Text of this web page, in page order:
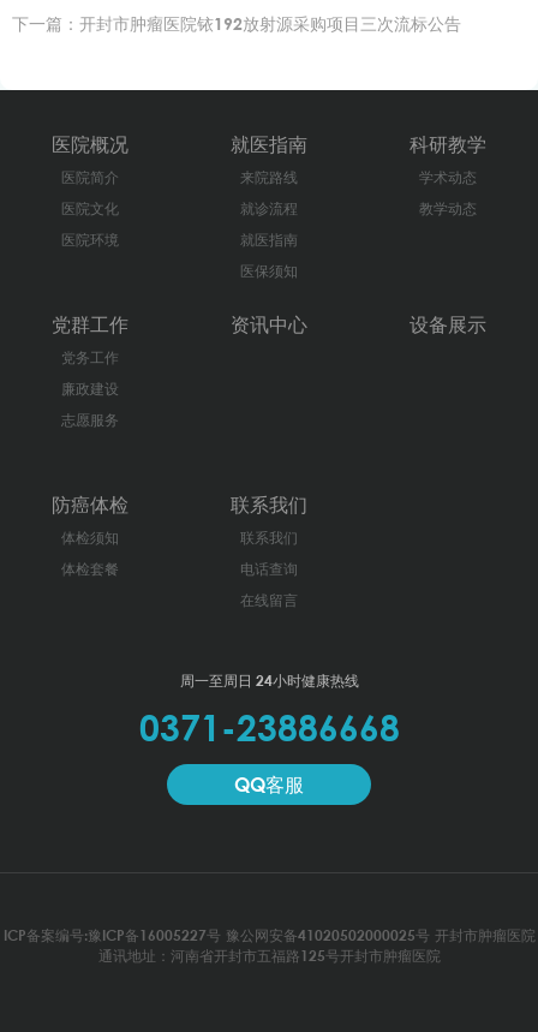
下一篇： 开封市肿瘤医院铱192放射源采购项目三次流标公告
医院概况
医院简介
医院文化
医院环境
就医指南
来院路线
就诊流程
就医指南
医保须知
科研教学
学术动态
教学动态
党群工作
党务工作
廉政建设
志愿服务
资讯中心 设备展示
防癌体检
体检须知
体检套餐
联系我们
联系我们
电话查询
在线留言
周一至周日 24小时健康热线
0371-23886668
QQ客服
ICP备案编号:豫ICP备16005227号 豫公网安备41020502000025号 开封市肿瘤医院
通讯地址：河南省开封市五福路125号开封市肿瘤医院